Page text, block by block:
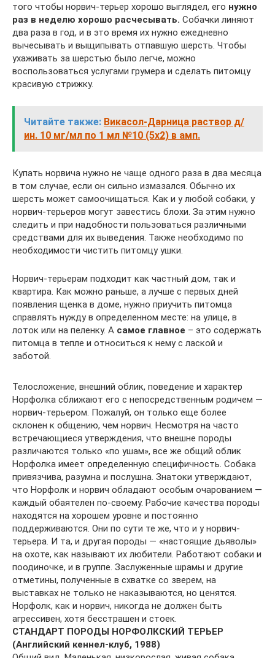
того чтобы норвич-терьер хорошо выглядел, его нужно
раз в неделю хорошо расчесывать. Собачки линяют
два раза в год, и в это время их нужно ежедневно
вычесывать и выщипывать отпавшую шерсть. Чтобы
ухаживать за шерстью было легче, можно
воспользоваться услугами грумера и сделать питомцу
красивую стрижку.
Читайте также: Викасол-Дарница раствор д/
ин. 10 мг/мл по 1 мл №10 (5х2) в амп.
Купать норвича нужно не чаще одного раза в два месяца
в том случае, если он сильно измазался. Обычно их
шерсть может самоочищаться. Как и у любой собаки, у
норвич-терьеров могут завестись блохи. За этим нужно
следить и при надобности пользоваться различными
средствами для их выведения. Также необходимо по
необходимости чистить питомцу ушки.
Норвич-терьерам подходит как частный дом, так и
квартира. Как можно раньше, а лучше с первых дней
появления щенка в доме, нужно приучить питомца
справлять нужду в определенном месте: на улице, в
лоток или на пеленку. А самое главное – это содержать
питомца в тепле и относиться к нему с лаской и
заботой.
Телосложение, внешний облик, поведение и характер
Норфолка сближают его с непосредственным родичем —
норвич-терьером. Пожалуй, он только еще более
склонен к общению, чем норвич. Несмотря на часто
встречающиеся утверждения, что внешне породы
различаются только «по ушам», все же общий облик
Норфолка имеет определенную специфичность. Собака
привязчива, разумна и послушна. Знатоки утверждают,
что Норфолк и норвич обладают особым очарованием —
каждый обаятелен по-своему. Рабочие качества породы
находятся на хорошем уровне и постоянно
поддерживаются. Они по сути те же, что и у норвич-
терьера. И та, и другая породы — «настоящие дьяволы»
на охоте, как называют их любители. Работают собаки и
поодиночке, и в группе. Заслуженные шрамы и другие
отметины, полученные в схватке со зверем, на
выставках не только не наказываются, но ценятся.
Норфолк, как и норвич, никогда не должен быть
агрессивен, хотя бесстрашен и стоек.
СТАНДАРТ ПОРОДЫ НОРФОЛКСКИЙ ТЕРЬЕР
(Английский кеннел-клуб, 1988)